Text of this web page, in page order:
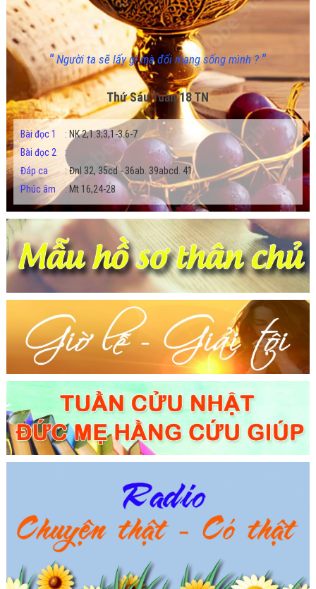
"Người ta sẽ lấy gì mà đổi mạng sống mình ? "
Thứ Sáu Tuần 18 TN
Bài đọc 1 : NK 2,1.3;3,1-3.6-7
Bài đọc 2
:
Đáp ca
:Đnl 32, 35cd - 36ab. 39abcd. 41
Phúc âm
:Mt 16,24-28